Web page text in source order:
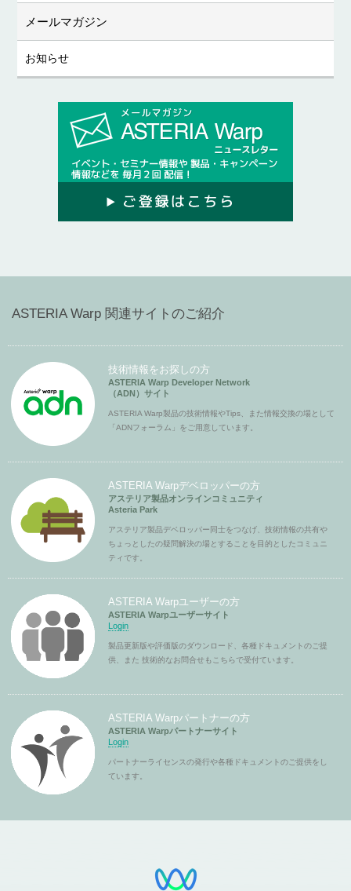
メールマガジン
お知らせ
ASTERIA Warp 関連サイトのご紹介
技術情報をお探しの方
ASTERIA Warp Developer Network
（ADN）サイト
ASTERIA Warp製品の技術情報やTips、また情報交換の場として
「ADNフォーラム」をご用意しています。
ASTERIA Warpデベロッパーの方
アステリア製品オンラインコミュニティ
Asteria Park
アステリア製品デベロッパー同士をつなげ、技術情報の共有や
ちょっとしたの疑問解決の場とすることを目的としたコミュニ
ティです。
ASTERIA Warpユーザーの方
ASTERIA Warpユーザーサイト
Login
製品更新版や評価版のダウンロード、各種ドキュメントのご提
供、また 技術的なお問合せもこちらで受付ています。
ASTERIA Warpパートナーの方
ASTERIA Warpパートナーサイト
Login
パートナーライセンスの発行や各種ドキュメントのご提供をし
ています。